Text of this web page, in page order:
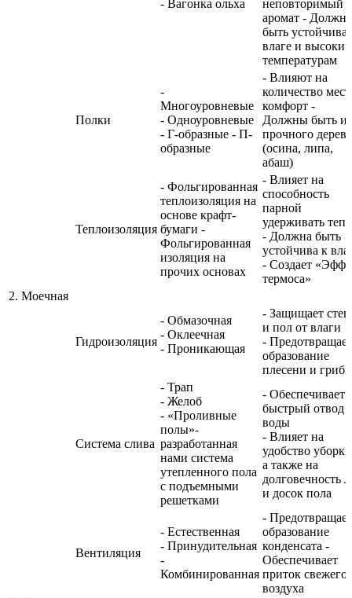
- Вагонка ольха
неповторимый
аромат - Должна
быть устойчива
влаге и высоким
температурам
Полки
-
Многоуровневые
- Одноуровневые
- Г-образные - П-
образные
- Влияют на
количество
комфорт -
Должны быть из
прочного дерева
(осина, липа,
абаш)
Теплоизоляция
- Фольгированная
теплоизоляция на
основе крафт-
бумаги -
Фольгированная
изоляция на
прочих основах
- Влияет на
способность
парной
удерживать
- Должна быть
устойчива к
- Создает
термоса»
2. Моечная
Гидроизоляция
- Обмазочная
- Оклеечная
- Проникающая
- Защищает
и пол от влаги
- Предотвращает
образование
плесени и
Система слива
- Трап
- Желоб
- «Проливные
полы»-
разработанная
нами система
утепленного пола
с подъемными
решетками
- Обеспечивает
быстрый отвод
воды
- Влияет на
удобство
а также на
долговечность
и досок пола
Вентиляция
- Естественная
- Принудительная
-
Комбинированная
- Предотвращает
образование
конденсата -
Обеспечивает
приток свежего
воздуха